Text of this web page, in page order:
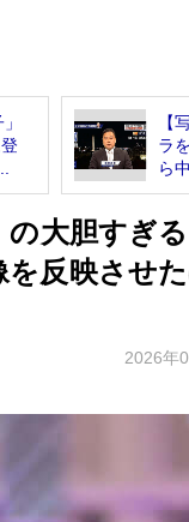
【
ラ
ら
大胆すぎ
反映させ
2026年